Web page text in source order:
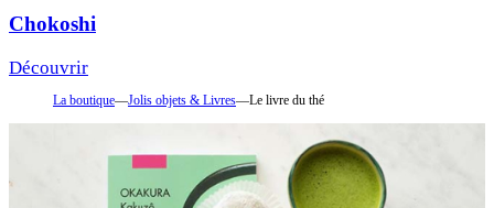
Chokoshi
Découvrir
La boutique—Jolis objets & Livres—Le livre du thé